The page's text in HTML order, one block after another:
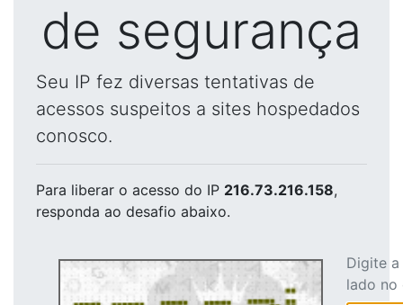
de segurança
Seu IP fez diversas tentativas de
acessos suspeitos a sites hospedados
conosco.
Para liberar o acesso do IP 216.73.216.158,
responda ao desafio abaixo.
Digite
lado no